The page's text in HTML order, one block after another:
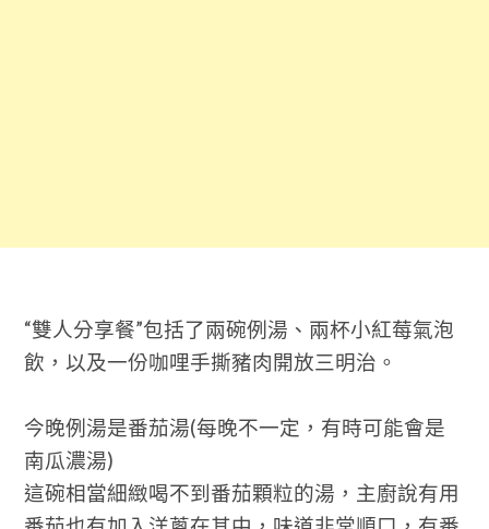
“雙人分享餐”包括了兩碗例湯、兩杯小紅莓氣泡
飲，以及一份咖哩手撕豬肉開放三明治。
今晚例湯是番茄湯(每晚不一定，有時可能會是
南瓜濃湯)
這碗相當細緻喝不到番茄顆粒的湯，主廚說有用